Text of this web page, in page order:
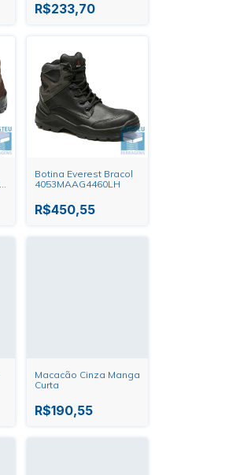
R$233,70
Botina Everest Bracol
4053MAAG4460LH
R$450,55
Macacão Cinza Manga
Curta
R$190,55